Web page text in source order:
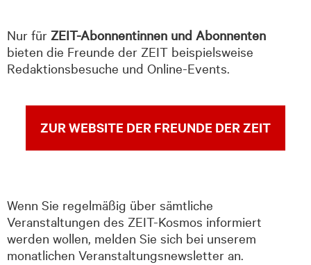
Nur für ZEIT-Abonnentinnen und Abonnenten
bieten die Freunde der ZEIT beispielsweise
Redaktionsbesuche und Online-Events.
ZUR WEBSITE DER FREUNDE DER ZEIT
Wenn Sie regelmäßig über sämtliche
Veranstaltungen des ZEIT-Kosmos informiert
werden wollen, melden Sie sich bei unserem
monatlichen Veranstaltungsnewsletter an.